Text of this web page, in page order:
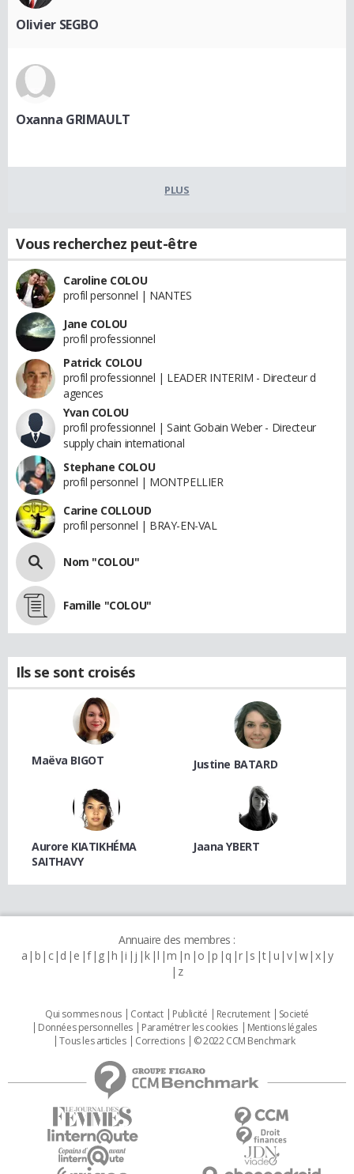
Olivier SEGBO
Oxanna GRIMAULT
PLUS
Vous recherchez peut-être
Caroline COLOU
profil personnel | NANTES
Jane COLOU
profil professionnel
Patrick COLOU
profil professionnel | LEADER INTERIM - Directeur d
agences
Yvan COLOU
profil professionnel | Saint Gobain Weber - Directeur
supply chain international
Stephane COLOU
profil personnel | MONTPELLIER
Carine COLLOUD
profil personnel | BRAY-EN-VAL
Nom "COLOU"
Famille "COLOU"
Ils se sont croisés
Maëva BIGOT Justine BATARD
Aurore KIATIKHÉMA
SAITHAVY
Jaana YBERT
Annuaire des membres :
a b c d e f g h i j k l m n o p q r s t u v w x y
z
Qui sommes nous Contact Publicité Recrutement
Societé
Données personnelles
Paramétrer les cookies
Mentions légales
Tous les articles
Corrections © 2022 CCM Benchmark